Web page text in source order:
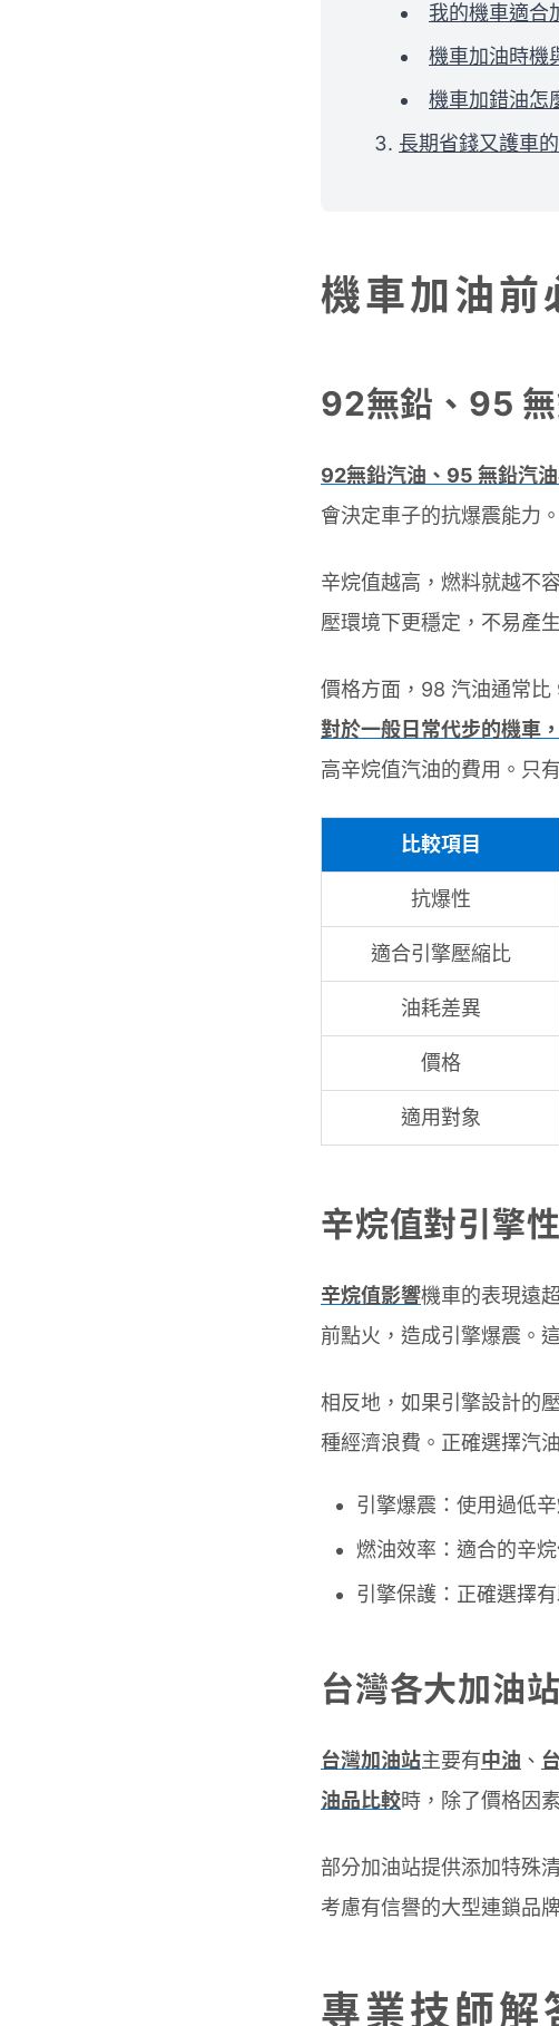
我的機車適合
機車加油時機
機車加錯油怎
長期省錢又護車
機車加油前
92無鉛、95
92無鉛汽油、95 無鉛汽
會決定車子的抗爆震能力。
辛烷值越高，燃料就越不
壓環境下更穩定，不易產
價格方面，98 汽油通常
對於一般日常代步的機車
高辛烷值汽油的費用。只
比較項目
抗爆性
適合引擎壓縮比
油耗差異
價格
適用對象
辛烷值對引擎
辛烷值影響機車的表現遠
前點火，造成引擎爆震。
相反地，如果引擎設計的
種經濟浪費。正確選擇汽
引擎爆震：使用過低
燃油效率：適合的辛
引擎保護：正確選擇
台灣各大加油
台灣加油站主要有中油 、
油品比較時，除了價格因
部分加油站提供添加特殊
考慮有信譽的大型連鎖品
專業技師解